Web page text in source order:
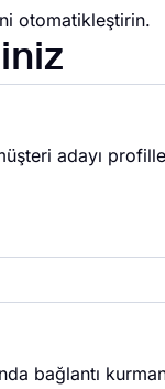
otomatikleştirin.
adayı
bağlantı